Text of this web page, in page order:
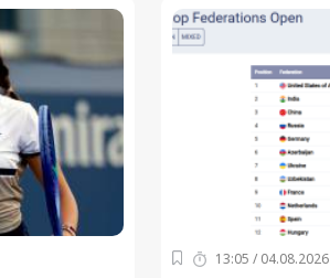
13:05 / 04.08.2026